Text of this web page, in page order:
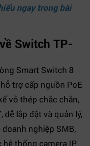
ngay trong bài
Switch TP-
Smart Switch 8
trợ cấp nguồn PoE
vỏ thép chắc chắn,
lắp đặt và quản lý,
nghiệp SMB,
thống camera IP.